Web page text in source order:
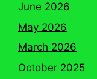
June 2026
May 2026
March 2026
October 2025